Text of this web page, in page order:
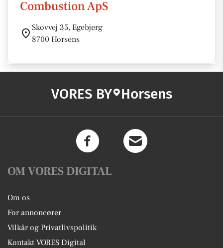
Combustion ApS
Skovvej 35, Egebjerg
8700 Horsens
VORES BY Horsens
OM VORES DIGITAL
Om os
For annoncører
Vilkår og Privatlivspolitik
Kontakt VORES Digital